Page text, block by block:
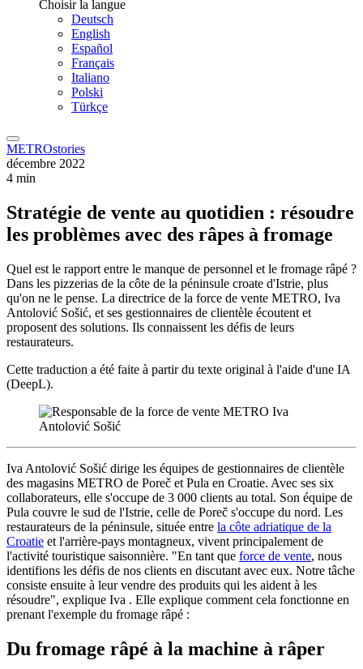
Choisir la langue
Deutsch
English
Español
Français
Italiano
Polski
Türkçe
METROstories
décembre 2022
4 min
Stratégie de vente au quotidien : résoudre
les problèmes avec des râpes à fromage
Quel est le rapport entre le manque de personnel et le fromage râpé ?
Dans les pizzerias de la côte de la péninsule croate d'Istrie, plus
qu'on ne le pense. La directrice de la force de vente METRO, Iva
Antolović Sošić, et ses gestionnaires de clientèle écoutent et
proposent des solutions. Ils connaissent les défis de leurs
restaurateurs.
Cette traduction a été faite à partir du texte original à l'aide d'une IA
(DeepL).
Iva Antolović Sošić dirige les équipes de gestionnaires de clientèle
des magasins METRO de Poreč et Pula en Croatie. Avec ses six
collaborateurs, elle s'occupe de 3 000 clients au total. Son équipe de
Pula couvre le sud de l'Istrie, celle de Poreč s'occupe du nord. Les
restaurateurs de la péninsule, située entre la côte adriatique de la
Croatie et l'arrière-pays montagneux, vivent principalement de
l'activité touristique saisonnière. "En tant que force de vente, nous
identifions les défis de nos clients en discutant avec eux. Notre tâche
consiste ensuite à leur vendre des produits qui les aident à les
résoudre", explique Iva . Elle explique comment cela fonctionne en
prenant l'exemple du fromage râpé :
Du fromage râpé à la machine à râper